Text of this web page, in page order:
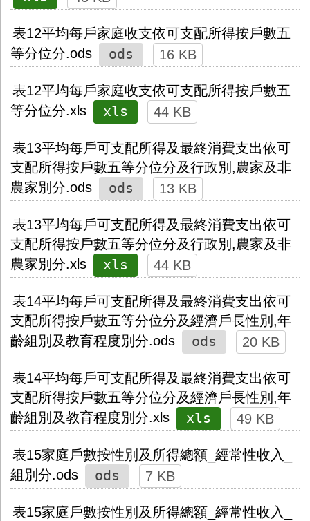
表12平均每戶家庭收支依可支配所得按戶數五
等分位分.ods
ods 16 KB
表12平均每戶家庭收支依可支配所得按戶數五
等分位分.xls
xls 44 KB
表13平均每戶可支配所得及最終消費支出依可
支配所得按戶數五等分位分及行政別,農家及非
農家別分.ods
ods 13 KB
表13平均每戶可支配所得及最終消費支出依可
支配所得按戶數五等分位分及行政別,農家及非
農家別分.xls
xls 44 KB
表14平均每戶可支配所得及最終消費支出依可
支配所得按戶數五等分位分及經濟戶長性別,年
齡組別及教育程度別分.ods
ods 20 KB
表14平均每戶可支配所得及最終消費支出依可
支配所得按戶數五等分位分及經濟戶長性別,年
齡組別及教育程度別分.xls
xls 49 KB
表15家庭戶數按性別及所得總額_經常性收入_
組別分.ods
ods 7 KB
表15家庭戶數按性別及所得總額_經常性收入_